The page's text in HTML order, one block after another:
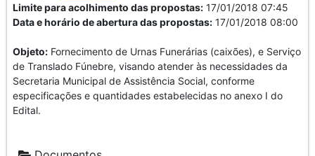
Limite para acolhimento das propostas: 17/01/2018 07:45
Data e horário de abertura das propostas: 17/01/2018 08:00
Objeto: Fornecimento de Urnas Funerárias (caixões), e Serviço
de Translado Fúnebre, visando atender às necessidades da
Secretaria Municipal de Assistência Social, conforme
especificações e quantidades estabelecidas no anexo I do
Edital.